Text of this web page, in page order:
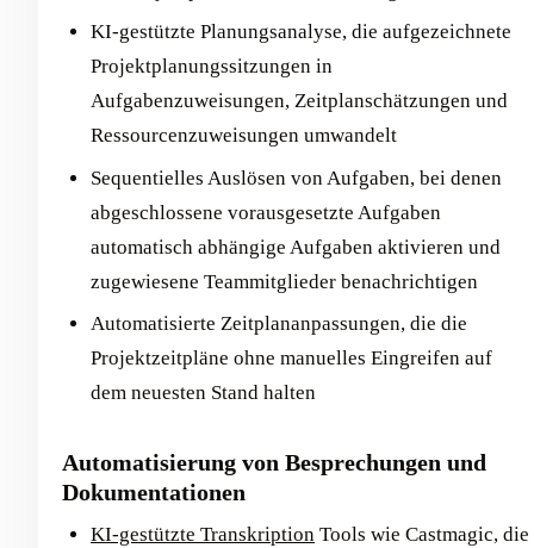
KI-gestützte Planungsanalyse, die aufgezeichnete
Projektplanungssitzungen in
Aufgabenzuweisungen, Zeitplanschätzungen und
Ressourcenzuweisungen umwandelt
Sequentielles Auslösen von Aufgaben, bei denen
abgeschlossene vorausgesetzte Aufgaben
automatisch abhängige Aufgaben aktivieren und
zugewiesene Teammitglieder benachrichtigen
Automatisierte Zeitplananpassungen, die die
Projektzeitpläne ohne manuelles Eingreifen auf
dem neuesten Stand halten
Automatisierung von Besprechungen und
Dokumentationen
KI-gestützte Transkription Tools wie Castmagic, die